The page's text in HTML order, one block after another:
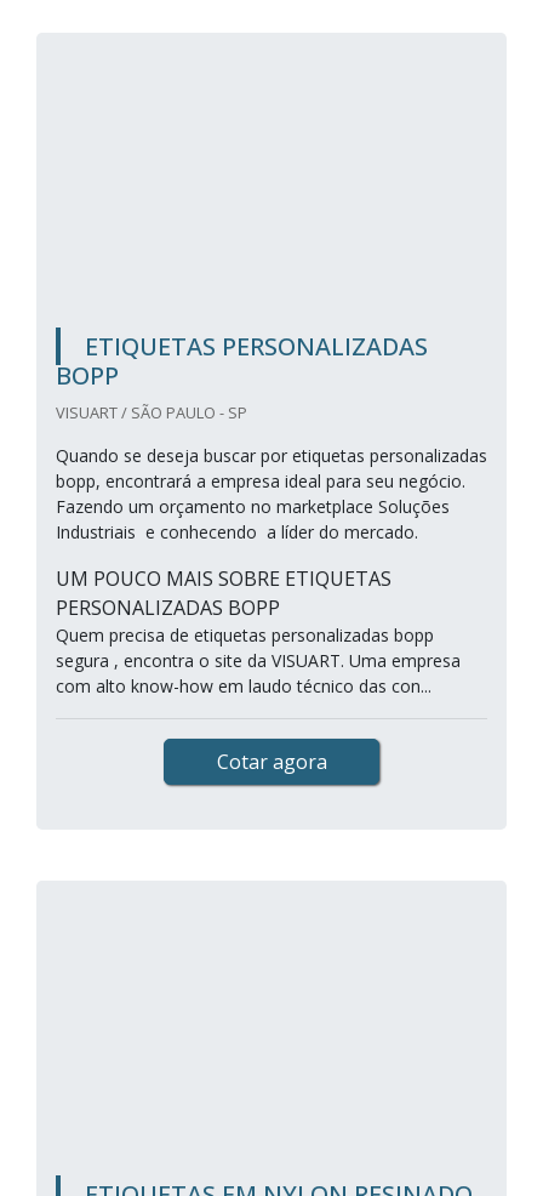
ETIQUETAS PERSONALIZADAS
BOPP
VISUART / SÃO PAULO - SP
Quando se deseja buscar por etiquetas personalizadas
bopp, encontrará a empresa ideal para seu negócio.
Fazendo um orçamento no marketplace Soluções
Industriais e conhecendo a líder do mercado.
UM POUCO MAIS SOBRE ETIQUETAS
PERSONALIZADAS BOPP
Quem precisa de etiquetas personalizadas bopp
segura , encontra o site da VISUART. Uma empresa
com alto know-how em laudo técnico das con...
Cotar agora